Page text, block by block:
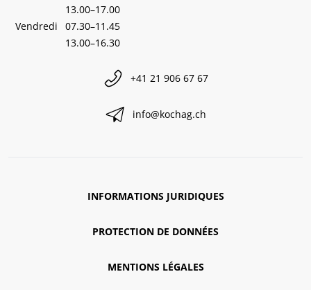
13.00–17.00
Vendredi
07.30–11.45
13.00–16.30
+41 21 906 67 67
info@kochag.ch
INFORMATIONS JURIDIQUES
PROTECTION DE DONNÉES
MENTIONS LÉGALES